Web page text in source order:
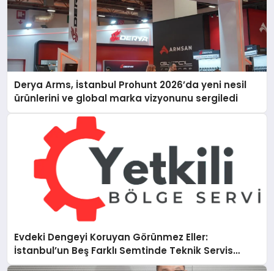
Derya Arms, İstanbul Prohunt 2026’da yeni nesil
ürünlerini ve global marka vizyonunu sergiledi
Evdeki Dengeyi Koruyan Görünmez Eller:
İstanbul’un Beş Farklı Semtinde Teknik Servis
Gerçeği